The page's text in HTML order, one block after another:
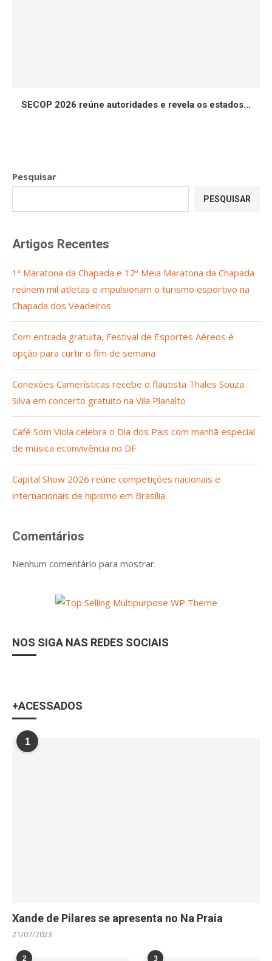
SECOP 2026 reúne autoridades e revela os estados...
Pesquisar
PESQUISAR
Artigos Recentes
1ª Maratona da Chapada e 12ª Meia Maratona da Chapada
reúnem mil atletas e impulsionam o turismo esportivo na
Chapada dos Veadeiros
Com entrada gratuita, Festival de Esportes Aéreos é
opção para curtir o fim de semana
Conexões Camerísticas recebe o flautista Thales Souza
Silva em concerto gratuito na Vila Planalto
Café Som Viola celebra o Dia dos Pais com manhã especial
de música econvivência no DF
Capital Show 2026 reúne competições nacionais e
internacionais de hipismo em Brasília
Comentários
Nenhum comentário para mostrar.
NOS SIGA NAS REDES SOCIAIS
+ACESSADOS
1
Xande de Pilares se apresenta no Na Praia
21/07/2023
2 3